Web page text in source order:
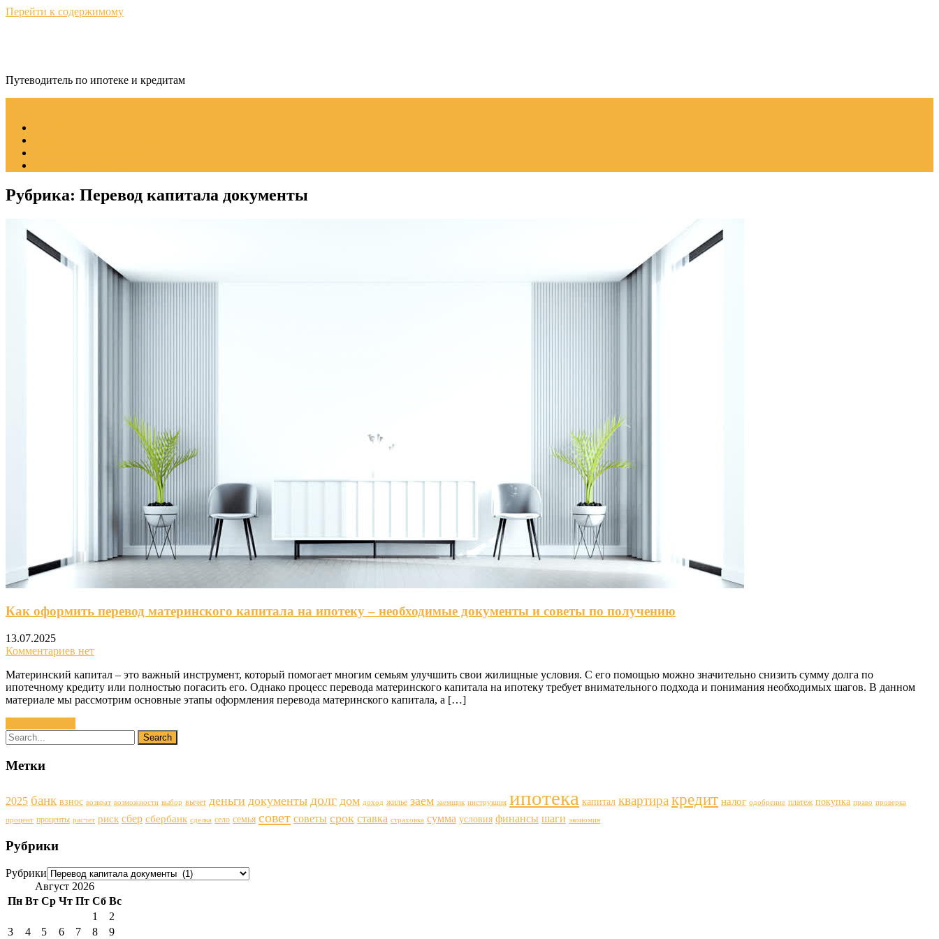
Перейти к содержимому
Путеводитель по ипотеке и кредитам
Рубрика: Перевод капитала документы
Как оформить перевод материнского капитала на ипотеку – необходимые документы и советы по получению
13.07.2025
Комментариев нет
Материнский капитал – это важный инструмент, который помогает многим семьям улучшить свои жилищные условия. С его помощью можно значительно снизить сумму долга по
ипотечному кредиту или полностью погасить его. Однако процесс перевода материнского капитала на ипотеку требует внимательного подхода и понимания необходимых шагов. В данном
материале мы рассмотрим основные этапы оформления перевода материнского капитала, а […]
Метки
2025 банк взнос возврат возможности выбор вычет деньги документы долг дом доход жилье заем заемщик инструкция ипотека капитал квартира кредит налог одобрение платеж покупка право проверка
процент проценты расчет риск сбер сбербанк сделка село семья совет советы срок ставка страховка сумма условия финансы шаги экономия
Рубрики
Рубрики
Август 2026
Пн Вт Ср Чт Пт Сб Вс
1
2
3
4 5 6 7 8 9